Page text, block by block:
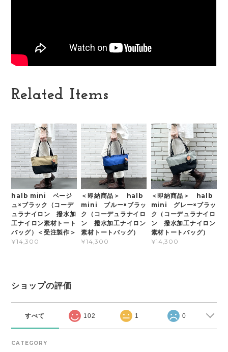
Related Items
halb mini ベージ
ュ×ブラック（コーデ
ュラナイロン 撥水加
工ナイロン素材トート
バッグ）＜受注製作＞
¥14,300
＜即納商品＞ halb
mini ブルー×ブラッ
ク（コーデュラナイロ
ン 撥水加工ナイロン
素材トートバッグ）
¥14,300
＜即納商品＞ halb
mini グレー×ブラッ
ク（コーデュラナイロ
ン 撥水加工ナイロン
素材トートバッグ）
¥14,300
ショップの評価
すべて 102 1 0
CATEGORY